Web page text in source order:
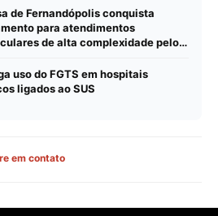
de Fernandópolis conquista
para atendimentos
de alta complexidade pelo
uso do FGTS em hospitais
ligados ao SUS
em contato